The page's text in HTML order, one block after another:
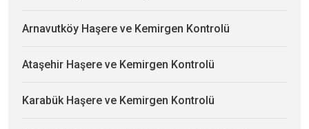
Arnavutköy Haşere ve Kemirgen Kontrolü
Ataşehir Haşere ve Kemirgen Kontrolü
Karabük Haşere ve Kemirgen Kontrolü